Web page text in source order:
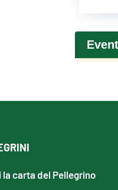
la carta del Pellegrino